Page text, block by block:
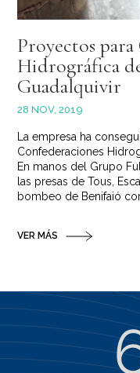
Proyectos
Hidrográfica
Guadalquivir
28 NOV, 2019
La empresa ha
Confederaciones
En manos del Grupo
las presas de Tous,
bombeo de Benifaió
VER MÁS